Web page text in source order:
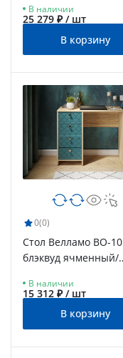
В наличии
25 279 ₽ / шт
В корзину
0(0)
Стол Велламо ВО-10
блэквуд ячменный/
В наличии
15 312 ₽ / шт
В корзину